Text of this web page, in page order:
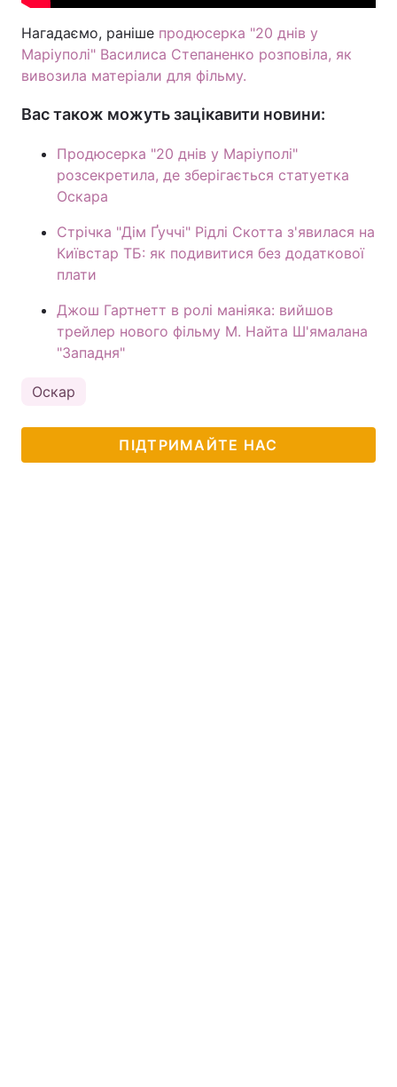
Нагадаємо, раніше продюсерка "20 днів у
Маріуполі" Василиса Степаненко розповіла, як
вивозила матеріали для фільму.
Вас також можуть зацікавити новини:
Продюсерка "20 днів у Маріуполі"
розсекретила, де зберігається статуетка
Оскара
Стрічка "Дім Ґуччі" Рідлі Скотта з'явилася на
Київстар ТБ: як подивитися без додаткової
плати
Джош Гартнетт в ролі маніяка: вийшов
трейлер нового фільму М. Найта Ш'ямалана
"Западня"
Оскар
ПІДТРИМАЙТЕ НАС